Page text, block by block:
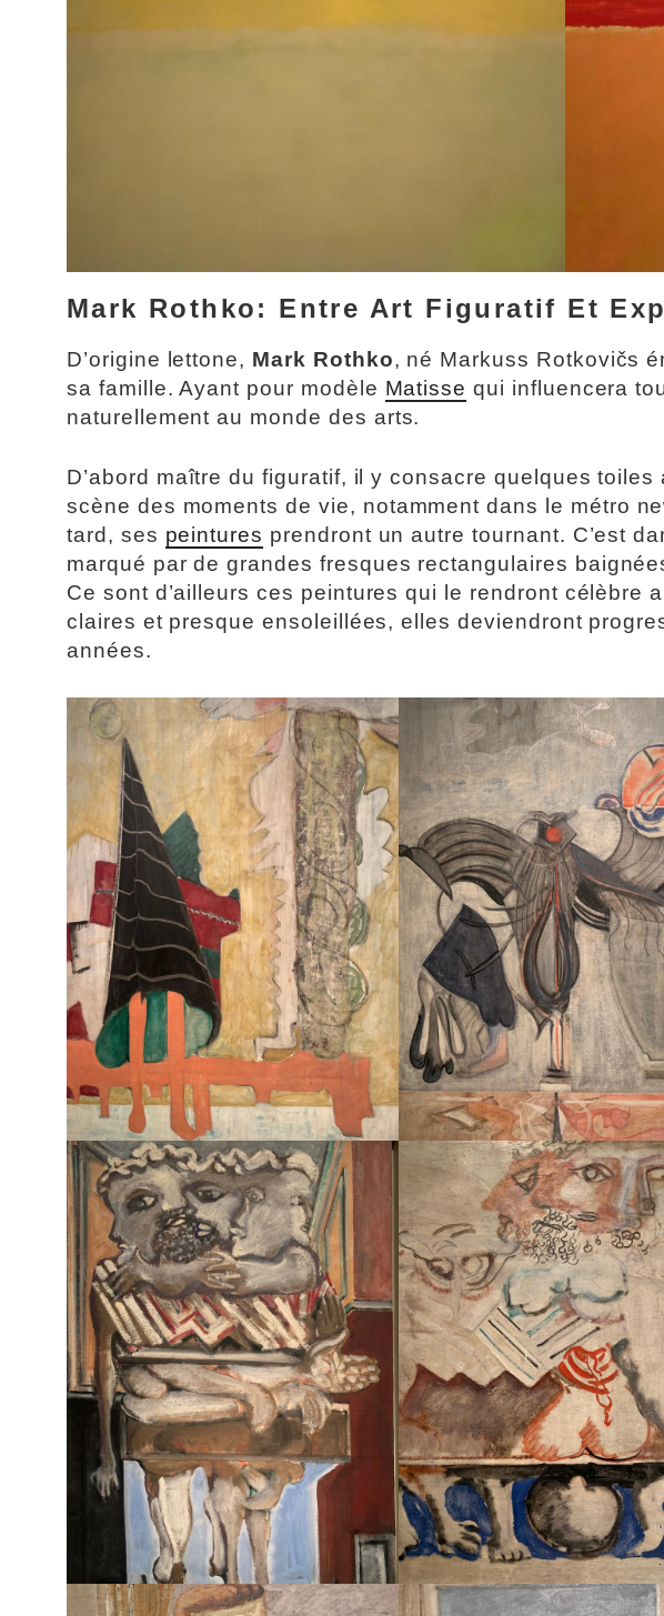
Mark Rothko: Entre Art Figuratif Et
D’origine lettone, Mark Rothko, né Markuss Rotkovičs
sa famille. Ayant pour modèle Matisse qui influencera
naturellement au monde des arts.
D’abord maître du figuratif, il y consacre quelques
scène des moments de vie, notamment dans le métro
tard, ses peintures prendront un autre tournant. C’est
marqué par de grandes fresques rectangulaires
Ce sont d’ailleurs ces peintures qui le rendront célèbre
claires et presque ensoleillées, elles deviendront
années.